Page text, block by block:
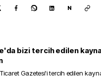
N
bizi tercih edilen
Gazetesi'i tercih edilen